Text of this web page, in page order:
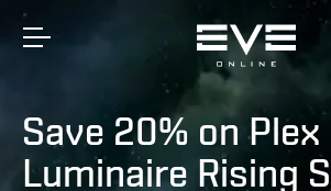
Save 20% on Plex
Luminaire Rising